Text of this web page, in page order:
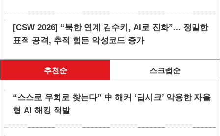
[CSW 2026] “북한 연계 김수키, AI로 진화”... 정밀한
표적 공격, 추적 힘든 악성코드 증가
추천순 스크랩순
“스스로 우회로 찾는다” 中 해커 ‘딥시크’ 악용한 자율
형 AI 해킹 적발